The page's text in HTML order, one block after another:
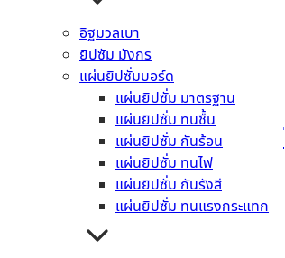
อิฐมวลเบา
ยิปซัม มังกร
แผ่นยิปซั่มบอร์ด
แผ่นยิปซั่ม มาตรฐาน
แผ่นยิปซั่ม ทนชื้น
แผ่นยิปซั่ม กันร้อน
แผ่นยิปซั่ม ทนไฟ
แผ่นยิปซั่ม กันรังสี
แผ่นยิปซั่ม ทนแรงกระแทก
อ่านเพิ่ม
จระเข้ มัลติ เพอโพส เกร้าท์